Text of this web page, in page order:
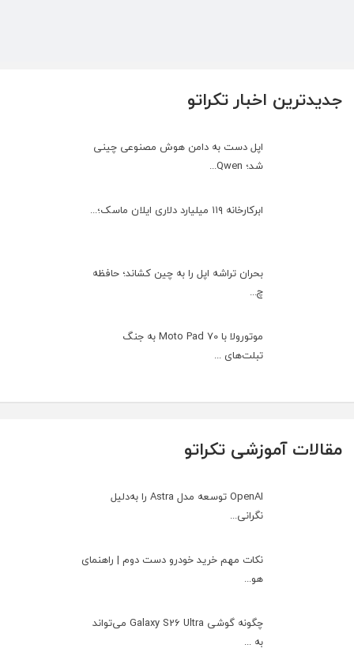
جدیدترین اخبار تکراتو
اپل دست به دامن هوش مصنوعی چینی
شد؛ Qwen...
ابرکارخانه ۱۱۹ میلیارد دلاری ایلان ماسک؛...
بحران تراشه اپل را به چین کشاند؛ حافظه
چ...
موتورولا با Moto Pad 70 به جنگ
تبلت‌های ...
مقالات آموزشی تکراتو
OpenAI توسعه مدل Astra را به‌دلیل
نگرانی...
نکات مهم خرید خودرو دست دوم | راهنمای
هو...
چگونه گوشی Galaxy S26 Ultra می‌تواند
به ...